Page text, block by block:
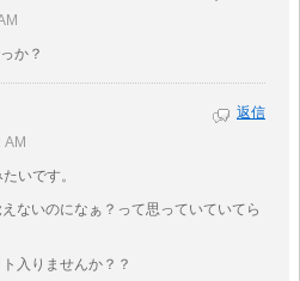
か？
AM
いです。
ないのになぁ？って思っていていてら
入りませんか？？
返信